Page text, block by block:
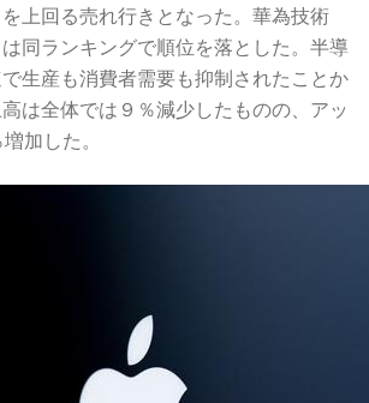
上回る売れ行きとなった。華為技術
は同ランキングで順位を落とした。半導
生産も消費者需要も抑制されたことか
は全体では９％減少したものの、アッ
加した。